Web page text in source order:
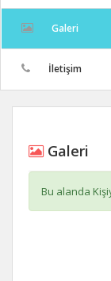
Galeri
İletişim
Galeri
Bu alanda